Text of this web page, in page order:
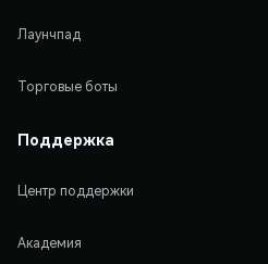
Лаунчпад
Торговые боты
Поддержка
Центр поддержки
Академия